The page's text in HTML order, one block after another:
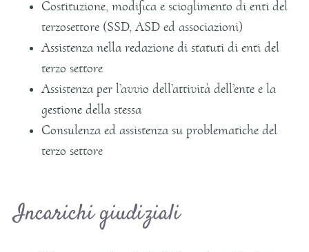
Costituzione, modifica e scioglimento di enti del
terzosettore (SSD, ASD ed associazioni)
Assistenza nella redazione di statuti di enti del
terzo settore
Assistenza per l’avvio dell’attività dell’ente e la
gestione della stessa
Consulenza ed assistenza su problematiche del
terzo settore
Incarichi giudiziali